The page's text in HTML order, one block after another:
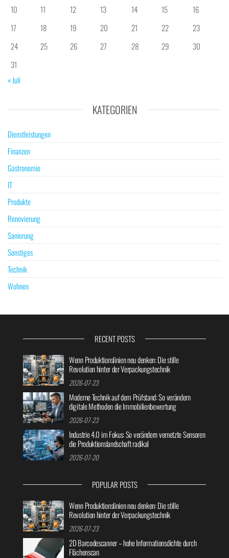
10
11 12 13 14 15
16
17
18 19 20 21 22
23
24
25 26 27 28 29
30
31
« Juli
KATEGORIEN
Dienstleistungen
Finanzen
Gastronomie
IT
Produkte
Renovierung
Sanierung
Sonstiges
Technik
Wohnen
RECENT POSTS
Wenn Produktionslinien neu denken: Die stille
Revolution hinter der Verpackungstechnik
2026-07-23
Moderne Technik auf dem Prüfstand: So verändern
digitale Methoden die Immobilienbewertung
2026-07-23
Industrie 4.0 im Fokus: So verändern vernetzte Sensoren
die Produktionslandschaft radikal
2026-07-20
POPULAR POSTS
Wenn Produktionslinien neu denken: Die stille
Revolution hinter der Verpackungstechnik
2026-07-23
2D Barcodescanner – hohe Informationsdichte durch
Flächenscan